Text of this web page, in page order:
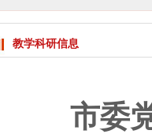
教学科研信息
市委